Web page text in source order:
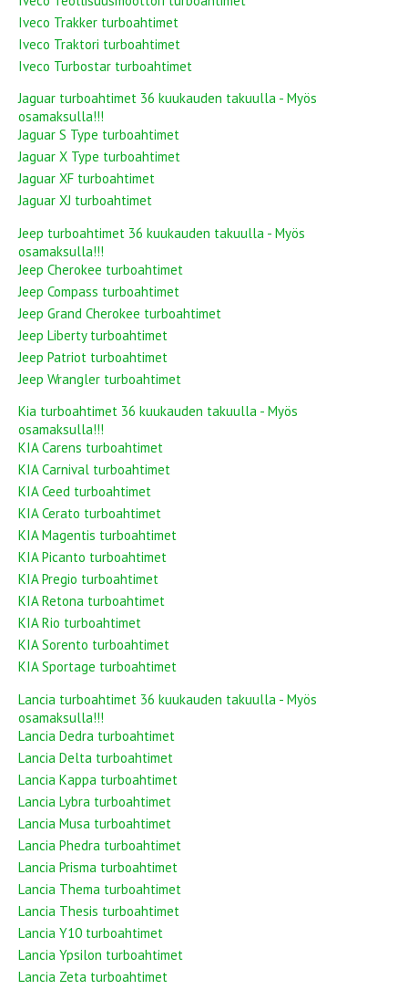
Iveco Trakker turboahtimet
Iveco Traktori turboahtimet
Iveco Turbostar turboahtimet
Jaguar turboahtimet 36 kuukauden takuulla - Myös
osamaksulla!!!
Jaguar S Type turboahtimet
Jaguar X Type turboahtimet
Jaguar XF turboahtimet
Jaguar XJ turboahtimet
Jeep turboahtimet 36 kuukauden takuulla - Myös
osamaksulla!!!
Jeep Cherokee turboahtimet
Jeep Compass turboahtimet
Jeep Grand Cherokee turboahtimet
Jeep Liberty turboahtimet
Jeep Patriot turboahtimet
Jeep Wrangler turboahtimet
Kia turboahtimet 36 kuukauden takuulla - Myös
osamaksulla!!!
KIA Carens turboahtimet
KIA Carnival turboahtimet
KIA Ceed turboahtimet
KIA Cerato turboahtimet
KIA Magentis turboahtimet
KIA Picanto turboahtimet
KIA Pregio turboahtimet
KIA Retona turboahtimet
KIA Rio turboahtimet
KIA Sorento turboahtimet
KIA Sportage turboahtimet
Lancia turboahtimet 36 kuukauden takuulla - Myös
osamaksulla!!!
Lancia Dedra turboahtimet
Lancia Delta turboahtimet
Lancia Kappa turboahtimet
Lancia Lybra turboahtimet
Lancia Musa turboahtimet
Lancia Phedra turboahtimet
Lancia Prisma turboahtimet
Lancia Thema turboahtimet
Lancia Thesis turboahtimet
Lancia Y10 turboahtimet
Lancia Ypsilon turboahtimet
Lancia Zeta turboahtimet